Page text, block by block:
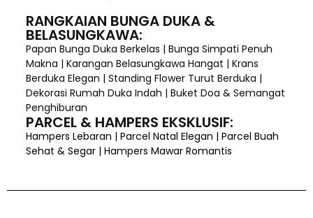
RANGKAIAN BUNGA DUKA &
BELASUNGKAWA:
Papan Bunga Duka Berkelas | Bunga Simpati Penuh
Makna | Karangan Belasungkawa Hangat | Krans
Berduka Elegan | Standing Flower Turut Berduka |
Dekorasi Rumah Duka Indah | Buket Doa & Semangat
Penghiburan
PARCEL & HAMPERS EKSKLUSIF:
Hampers Lebaran | Parcel Natal Elegan | Parcel Buah
Sehat & Segar | Hampers Mawar Romantis